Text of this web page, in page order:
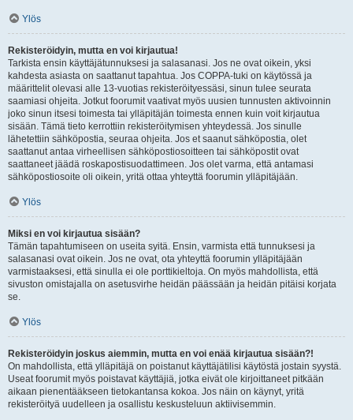
Ylös
Rekisteröidyin, mutta en voi kirjautua!
Tarkista ensin käyttäjätunnuksesi ja salasanasi. Jos ne ovat oikein, yksi
kahdesta asiasta on saattanut tapahtua. Jos COPPA-tuki on käytössä ja
määrittelit olevasi alle 13-vuotias rekisteröityessäsi, sinun tulee seurata
saamiasi ohjeita. Jotkut foorumit vaativat myös uusien tunnusten aktivoinnin
joko sinun itsesi toimesta tai ylläpitäjän toimesta ennen kuin voit kirjautua
sisään. Tämä tieto kerrottiin rekisteröitymisen yhteydessä. Jos sinulle
lähetettiin sähköpostia, seuraa ohjeita. Jos et saanut sähköpostia, olet
saattanut antaa virheellisen sähköpostiosoitteen tai sähköpostit ovat
saattaneet jäädä roskapostisuodattimeen. Jos olet varma, että antamasi
sähköpostiosoite oli oikein, yritä ottaa yhteyttä foorumin ylläpitäjään.
Ylös
Miksi en voi kirjautua sisään?
Tämän tapahtumiseen on useita syitä. Ensin, varmista että tunnuksesi ja
salasanasi ovat oikein. Jos ne ovat, ota yhteyttä foorumin ylläpitäjään
varmistaaksesi, että sinulla ei ole porttikieltoja. On myös mahdollista, että
sivuston omistajalla on asetusvirhe heidän päässään ja heidän pitäisi korjata
se.
Ylös
Rekisteröidyin joskus aiemmin, mutta en voi enää kirjautua sisään?!
On mahdollista, että ylläpitäjä on poistanut käyttäjätilisi käytöstä jostain syystä.
Useat foorumit myös poistavat käyttäjiä, jotka eivät ole kirjoittaneet pitkään
aikaan pienentääkseen tietokantansa kokoa. Jos näin on käynyt, yritä
rekisteröityä uudelleen ja osallistu keskusteluun aktiivisemmin.